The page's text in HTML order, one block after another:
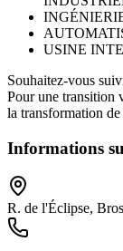
USINE
Souhaitez-vous
Pour une transition
la transformation
Informations
R. de l'Éclipse,